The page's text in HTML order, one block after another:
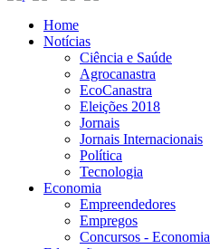
Home
Notícias
Ciência e Saúde
Agrocanastra
EcoCanastra
Eleições 2018
Jornais
Jornais Internacionais
Política
Tecnologia
Economia
Empreendedores
Empregos
Concursos - Economia